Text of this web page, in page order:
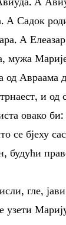
А Садок
А
мужа
од Авраама
и од
овако
се бјеху
гле,
узети